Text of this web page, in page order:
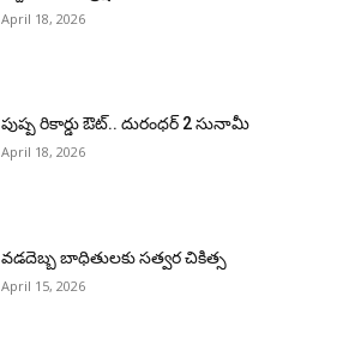
April 18, 2026
పుష్ప రికార్డు ఔట్‌.. దురంధ‌ర్ 2 సునామీ
April 18, 2026
వడదెబ్బ బాధితులకు సత్వర చికిత్స
April 15, 2026